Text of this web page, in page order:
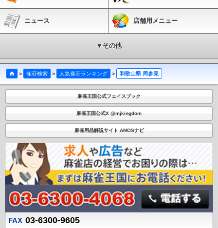
ニュース 店舗用メニュー
▼その他
> 雀荘検索 > 人気雀荘ランキング > 和歌山県 周参見
麻雀王国公式フェイスブック
麻雀王国公式X @mjkingdom
麻雀用品解説サイト AMOSナビ
FAX 03-6300-9605